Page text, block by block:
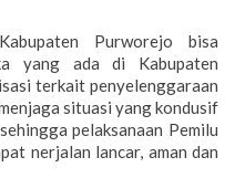
Purworejo bisa
yang ada di Kabupaten
terkait penyelenggaraan
situasi yang kondusif
pelaksanaan Pemilu
nerjalan lancar, aman dan